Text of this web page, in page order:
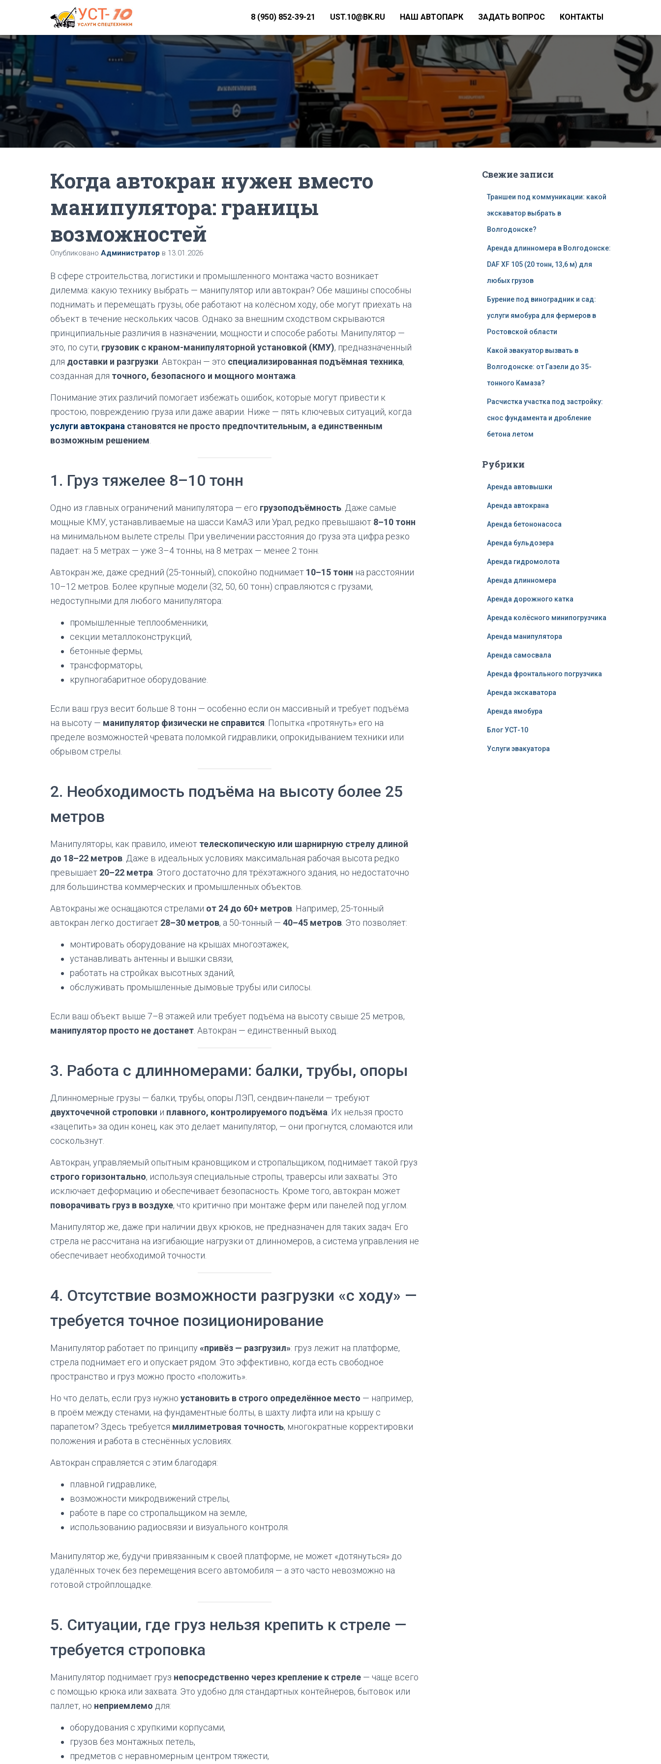
8 (950) 852-39-21 UST.10@BK.RU НАШ АВТОПАРК ЗАДАТЬ ВОПРОС КОНТАКТЫ
Когда автокран нужен вместо
манипулятора: границы
возможностей
Опубликовано Администратор в 13.01.2026
В сфере строительства, логистики и промышленного монтажа часто возникает
дилемма: какую технику выбрать — манипулятор или автокран? Обе машины способны
поднимать и перемещать грузы, обе работают на колёсном ходу, обе могут приехать на
объект в течение нескольких часов. Однако за внешним сходством скрываются
принципиальные различия в назначении, мощности и способе работы. Манипулятор —
это, по сути, грузовик с краном-манипуляторной установкой (КМУ), предназначенный
для доставки и разгрузки . Автокран — это специализированная подъёмная техника,
созданная для точного, безопасного и мощного монтажа
Понимание этих различий помогает избежать ошибок, которые могут привести к
простою, повреждению груза или даже аварии. Ниже — пять ключевых ситуаций, когда
услуги автокрана становятся не просто предпочтительным, а единственным
возможным решением
1. Груз тяжелее 8–10 тонн
Одно из главных ограничений манипулятора — его грузоподъёмность . Даже самые
мощные КМУ, устанавливаемые на шасси КамАЗ или Урал, редко превышают 8–10 тонн
на минимальном вылете стрелы. При увеличении расстояния до груза эта цифра резко
падает: на 5 метрах — уже 3–4 тонны, на 8 метрах — менее 2 тонн.
Автокран же, даже средний (25-тонный), спокойно поднимает 10–15 тонн на расстоянии
10–12 метров. Более крупные модели (32, 50, 60 тонн) справляются с грузами,
недоступными для любого манипулятора:
промышленные теплообменники,
секции металлоконструкций,
бетонные фермы,
трансформаторы,
крупногабаритное оборудование.
Если ваш груз весит больше 8 тонн — особенно если он массивный и требует подъёма
на высоту — манипулятор физически не справится . Попытка «протянуть» его на
пределе возможностей чревата поломкой гидравлики, опрокидыванием техники или
обрывом стрелы.
2. Необходимость подъёма на высоту более 25
метров
Манипуляторы, как правило, имеют телескопическую или шарнирную стрелу длиной
до 18–22 метров . Даже в идеальных условиях максимальная рабочая высота редко
превышает 20–22 метра . Этого достаточно для трёхэтажного здания, но недостаточно
для большинства коммерческих и промышленных объектов.
Автокраны же оснащаются стрелами от 24 до 60+ метров . Например, 25-тонный
автокран легко достигает 28–30 метров, а 50-тонный — 40–45 метров . Это позволяет:
монтировать оборудование на крышах многоэтажек,
устанавливать антенны и вышки связи,
работать на стройках высотных зданий,
обслуживать промышленные дымовые трубы или силосы.
Если ваш объект выше 7–8 этажей или требует подъёма на высоту свыше 25 метров,
манипулятор просто не достанет . Автокран — единственный выход.
3. Работа с длинномерами: балки, трубы, опоры
Длинномерные грузы — балки, трубы, опоры ЛЭП, сендвич-панели — требуют
двухточечной строповки и плавного, контролируемого подъёма . Их нельзя просто
«зацепить» за один конец, как это делает манипулятор, — они прогнутся, сломаются или
соскользнут.
Автокран, управляемый опытным крановщиком и стропальщиком, поднимает такой груз
строго горизонтально, используя специальные стропы, траверсы или захваты. Это
исключает деформацию и обеспечивает безопасность. Кроме того, автокран может
поворачивать груз в воздухе, что критично при монтаже ферм или панелей под углом.
Манипулятор же, даже при наличии двух крюков, не предназначен для таких задач. Его
стрела не рассчитана на изгибающие нагрузки от длинномеров, а система управления не
обеспечивает необходимой точности.
4. Отсутствие возможности разгрузки «с ходу» —
требуется точное позиционирование
Манипулятор работает по принципу«привёз — разгрузил»: груз лежит на платформе,
стрела поднимает его и опускает рядом. Это эффективно, когда есть свободное
пространство и груз можно просто «положить».
Но что делать, если груз нужно установить в строго определённое место — например,
в проём между стенами, на фундаментные болты, в шахту лифта или на крышу с
парапетом? Здесь требуется миллиметровая точность, многократные корректировки
положения и работа в стеснённых условиях.
Автокран справляется с этим благодаря:
плавной гидравлике,
возможности микродвижений стрелы,
работе в паре со стропальщиком на земле,
использованию радиосвязи и визуального контроля.
Манипулятор же, будучи привязанным к своей платформе, не может «дотянуться» до
удалённых точек без перемещения всего автомобиля — а это часто невозможно на
готовой стройплощадке.
5. Ситуации, где груз нельзя крепить к стреле —
требуется строповка
Манипулятор поднимает груз непосредственно через крепление к стреле — чаще всего
с помощью крюка или захвата. Это удобно для стандартных контейнеров, бытовок или
паллет, но неприемлемо для:
оборудования с хрупкими корпусами,
грузов без монтажных петель,
предметов с неравномерным центром тяжести,
Свежие записи
Траншеи под коммуникации: какой
экскаватор выбрать в
Волгодонске?
Аренда длинномера в Волгодонске:
DAF XF 105 (20 тонн, 13,6 м) для
любых грузов
Бурение под виноградник и сад:
услуги ямобура для фермеров в
Ростовской области
Какой эвакуатор вызвать в
Волгодонске: от Газели до 35-
тонного Камаза?
Расчистка участка под застройку:
снос фундамента и дробление
бетона летом
Рубрики
Аренда автовышки
Аренда автокрана
Аренда бетононасоса
Аренда бульдозера
Аренда гидромолота
Аренда длинномера
Аренда дорожного катка
Аренда колёсного минипогрузчика
Аренда манипулятора
Аренда самосвала
Аренда фронтального погрузчика
Аренда экскаватора
Аренда ямобура
Блог УСТ-10
Услуги эвакуатора